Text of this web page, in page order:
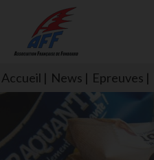
Accueil News Epreuves